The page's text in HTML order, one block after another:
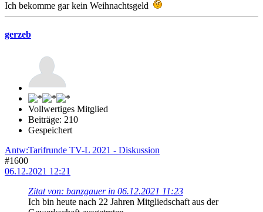
Ich bekomme gar kein Weihnachtsgeld
gerzeb
Vollwertiges Mitglied
Beiträge: 210
Gespeichert
Antw:Tarifrunde TV-L 2021 - Diskussion
#1600
06.12.2021 12:21
Zitat von: banzgauer in 06.12.2021 11:23
Ich bin heute nach 22 Jahren Mitgliedschaft aus der